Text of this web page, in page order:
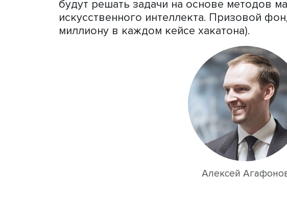
специалисты в области анализа
Компании и ведомства предлагают
практические проблемы. Работа
два дня, результаты оценит жюри.
реализованы, а победители
конкурса — 3 млн рублей.
В сентябре всероссийский
течение 48 часов участники со
будут решать задачи на основе
искусственного интеллекта.
миллиону в каждом кейсе хакатона).